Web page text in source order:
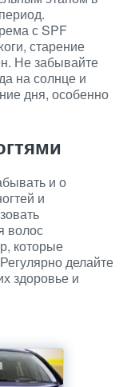
с SPF
старение
Не забывайте
на солнце и
дня, особенно
и о
и
волос
которые
делайте
здоровье и